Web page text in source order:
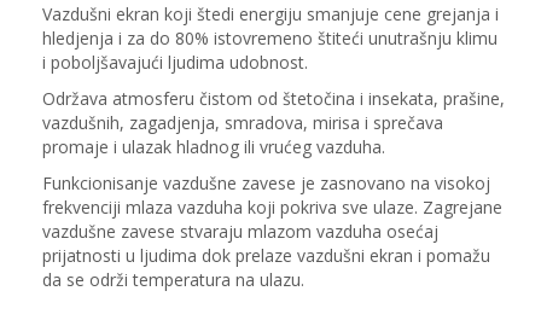
Vazdušni ekran koji štedi energiju smanjuje cene grejanja i
hledjenja i za do 80% istovremeno štiteći unutrašnju klimu
i poboljšavajući ljudima udobnost.
Održava atmosferu čistom od štetočina i insekata, prašine,
vazdušnih, zagadjenja, smradova, mirisa i sprečava
promaje i ulazak hladnog ili vrućeg vazduha.
Funkcionisanje vazdušne zavese je zasnovano na visokoj
frekvenciji mlaza vazduha koji pokriva sve ulaze. Zagrejane
vazdušne zavese stvaraju mlazom vazduha osećaj
prijatnosti u ljudima dok prelaze vazdušni ekran i pomažu
da se održi temperatura na ulazu.